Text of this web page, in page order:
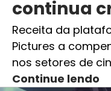
continua
Receita da
Pictures a
nos setores de
Continue lendo